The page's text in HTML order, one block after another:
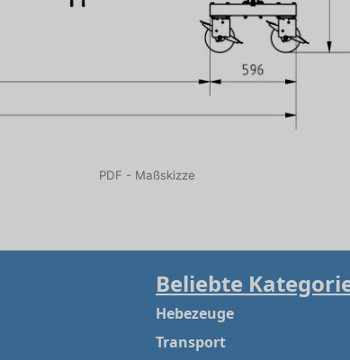
PDF - Maßskizze
Beliebte
Hebezeuge
Transport